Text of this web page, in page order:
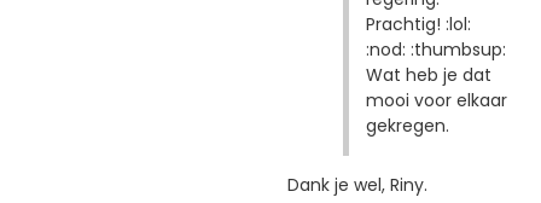
Prachtig! :lol:
:nod: :thumbsup:
Wat heb je dat
mooi voor elkaar
gekregen.
Dank je wel, Riny.